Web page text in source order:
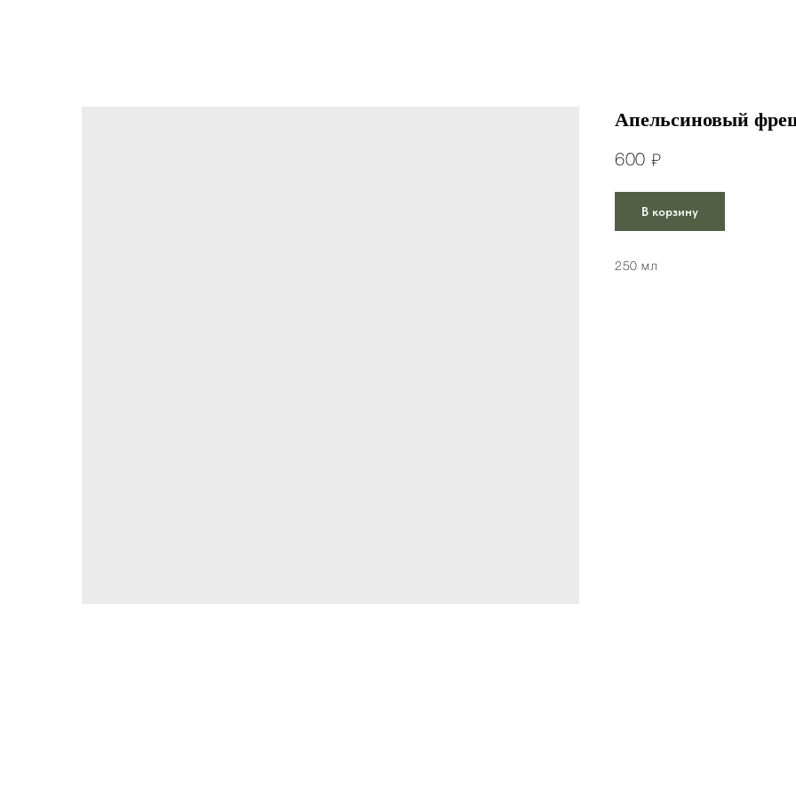
Апельсиновый
600 ₽
В корзину
250 мл